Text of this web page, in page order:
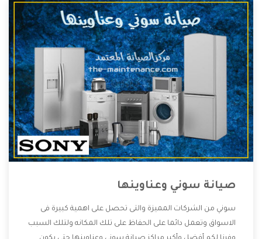
صيانة سوني وعناوينها
سوني من الشركات المميزة والتى تحصل على اهمية كبيرة فى
الاسواق وتعمل دائما على الحفاظ على تلك المكانه ولتلك السبب